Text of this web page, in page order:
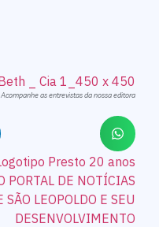
Acompanhe as entrevistas da nossa editora